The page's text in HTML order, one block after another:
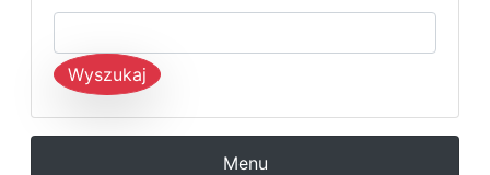
Wyszukaj
Menu